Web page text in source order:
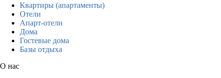
Квартиры (апартаменты)
Отели
Апарт-отели
Дома
Гостевые дома
Базы отдыха
О нас